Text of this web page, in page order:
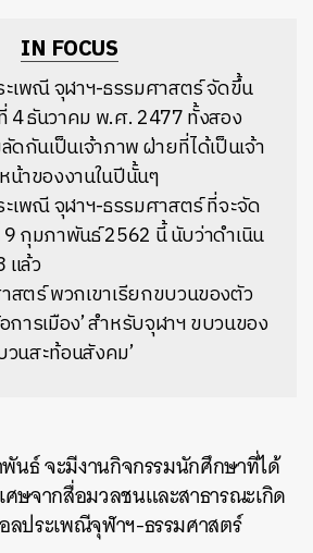
IN FOCUS
เพณี จุฬาฯ-ธรรมศาสตร์ จัดขึ้น
4 ธันวาคม พ.ศ. 2477 ทั้งสอง
กันเป็นเจ้าภาพ ฝ่ายที่ได้เป็นเจ้า
น้าของงานในปีนั้นๆ
เพณี จุฬาฯ-ธรรมศาสตร์ ที่จะจัด
9 กุมภาพันธ์ 2562 นี้ นับว่าดำเนิน
แล้ว
สตร์ พวกเขาเรียกขบวนของตัว
การเมือง’ สำหรับจุฬาฯ ขบวนของ
วนสะท้อนสังคม’
นธ์ จะมีงานกิจกรรมนักศึกษาที่ได้
ษจากสื่อมวลชนและสาธารณะเกิด
ประเพณีจุฬาฯ-ธรรมศาสตร์